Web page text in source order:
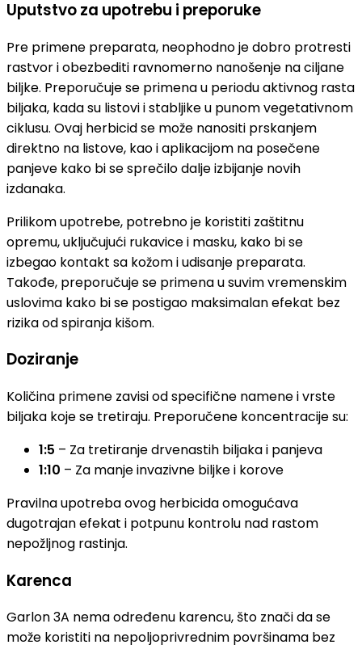
Uputstvo za upotrebu i preporuke
Pre primene preparata, neophodno je dobro protresti
rastvor i obezbediti ravnomerno nanošenje na ciljane
biljke. Preporučuje se primena u periodu aktivnog rasta
biljaka, kada su listovi i stabljike u punom vegetativnom
ciklusu. Ovaj herbicid se može nanositi prskanjem
direktno na listove, kao i aplikacijom na posečene
panjeve kako bi se sprečilo dalje izbijanje novih
izdanaka.
Prilikom upotrebe, potrebno je koristiti zaštitnu
opremu, uključujući rukavice i masku, kako bi se
izbegao kontakt sa kožom i udisanje preparata.
Takođe, preporučuje se primena u suvim vremenskim
uslovima kako bi se postigao maksimalan efekat bez
rizika od spiranja kišom.
Doziranje
Količina primene zavisi od specifične namene i vrste
biljaka koje se tretiraju. Preporučene koncentracije su:
1:5 – Za tretiranje drvenastih biljaka i panjeva
1:10 – Za manje invazivne biljke i korove
Pravilna upotreba ovog herbicida omogućava
dugotrajan efekat i potpunu kontrolu nad rastom
nepožljnog rastinja.
Karenca
Garlon 3A nema određenu karencu, što znači da se
može koristiti na nepoljoprivrednim površinama bez